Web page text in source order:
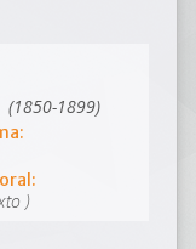
(1850-1899)
)